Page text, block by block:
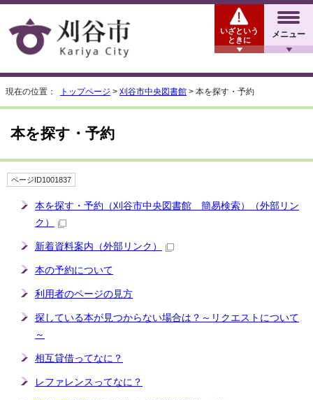
メニュー
いざという
ときに
現在の位置： トップページ > 刈谷市中央図書館 > 本を探す・予約
本を探す・予約
ページID1001837
本を探す・予約（刈谷市中央図書館 簡易検索）
（外部リン
ク）
新着資料案内 （外部リンク）
本の予約について
利用者のページの見方
探している本が見つからない場合は？～リクエストについて
～
相互貸借ってなに？
レファレンスってなに？